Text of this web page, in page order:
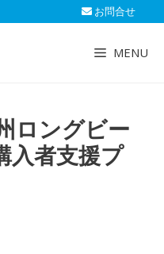
お問合せ
MENU
ロングビー
入者支援プ